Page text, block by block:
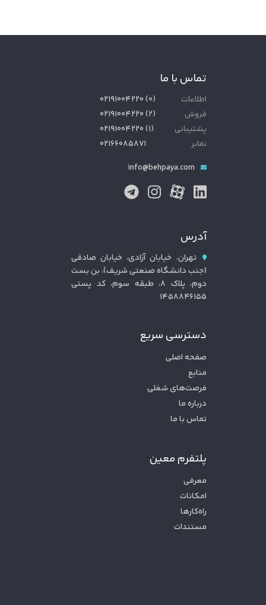
تماس با ما
اطلاعات (۰)۰۲۱۹۱۰۰۴۲۲۰
فروش
(۲)۰۲۱۹۱۰۰۴۲۲۰
پشتیبانی
(۱)۰۲۱۹۱۰۰۴۲۲۰
نمابر
۰۲۱۶۶۰۸۵۸۷۱
info@behpaya.com
آدرس
تهران، خیابان آزادی، خیابان صادقی
(جنب دانشگاه صنعتی شریف)، بن بست
دوم، پلاک ۸، طبقه سوم، کد پستی
۱۴۵۸۸۴۶۱۵۵
دسترسی سریع
صفحه اصلی
منابع
فرصت‌های شغلی
درباره ما
تماس با ما
پلتفرم معین
معرفی
امکانات
راه‌کارها
مستندات